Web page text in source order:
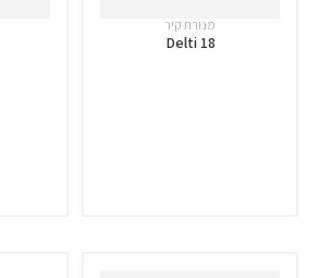
מנורת קיר
Delti 18